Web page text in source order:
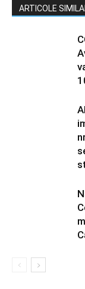
ARTICOLE